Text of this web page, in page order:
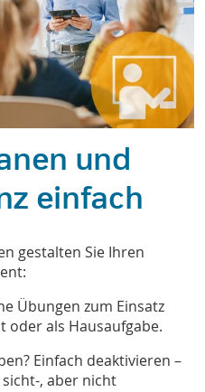
und
einfach
gestalten Sie Ihren
Übungen zum Einsatz
oder als Hausaufgabe.
Einfach deaktivieren –
, aber nicht